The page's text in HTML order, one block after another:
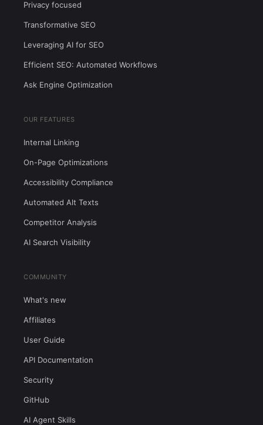
Privacy focused
Transformative SEO
Leveraging AI for SEO
Efficient SEO: Automated Workflows
Ask Engine Optimization
OUR FEATURES
Internal Linking
On-Page Optimizations
Accessibility Compliance
Automated Alt Texts
Competitor Analysis
AI Search Visibility
COMMUNITY
What's new
Affiliates
User Guide
API Documentation
Security
GitHub
AI Agent Skills